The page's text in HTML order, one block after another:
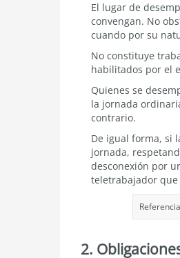
El lugar de
convengan. No
cuando por su
No constituye
habilitados por el
Quienes se
la jornada
contrario.
De igual forma, si
jornada,
desconexión por
teletrabajador
2.